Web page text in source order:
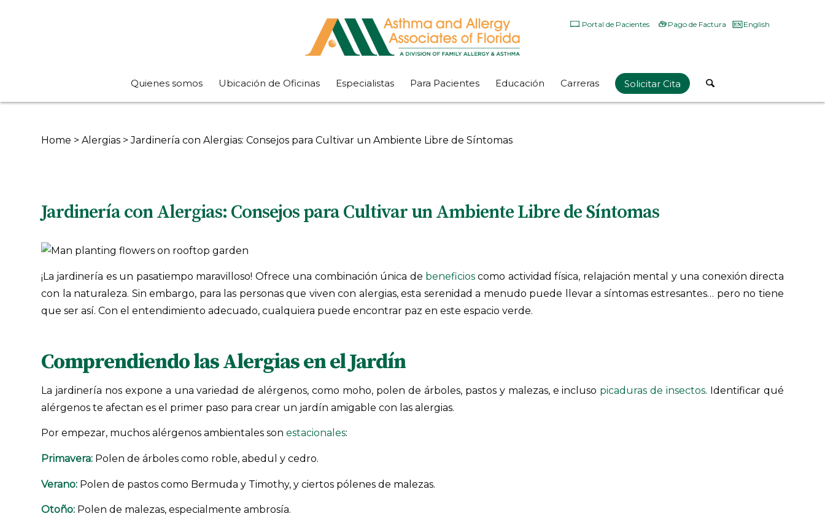
Portal de Pacientes Pago de Factura English
Quienes somos Ubicación de Oficinas Especialistas Para Pacientes Educación Carreras Solicitar Cita
Home > Alergias >Jardinería con Alergias: Consejos para Cultivar un Ambiente Libre de Síntomas
Jardinería con Alergias: Consejos para Cultivar un Ambiente Libre de Síntomas
¡La jardinería es un pasatiempo maravilloso! Ofrece una combinación única de beneficioscomo actividad física, relajación mental y una conexión directa
con la naturaleza. Sin embargo, para las personas que viven con alergias, esta serenidad a menudo puede llevar a síntomas estresantes… pero no tiene
que ser así. Con el entendimiento adecuado, cualquiera puede encontrar paz en este espacio verde.
Comprendiendo las Alergias en el Jardín
La jardinería nos expone a una variedad de alérgenos, como moho, polen de árboles, pastos y malezas, e incluso picaduras de insectos. Identificar qué
alérgenos te afectan es el primer paso para crear un jardín amigable con las alergias.
Por empezar, muchos alérgenos ambientales son estacionales:
Primavera: Polen de árboles como roble, abedul y cedro.
Verano: Polen de pastos como Bermuda y Timothy, y ciertos pólenes de malezas.
Otoño: Polen de malezas, especialmente ambrosía.